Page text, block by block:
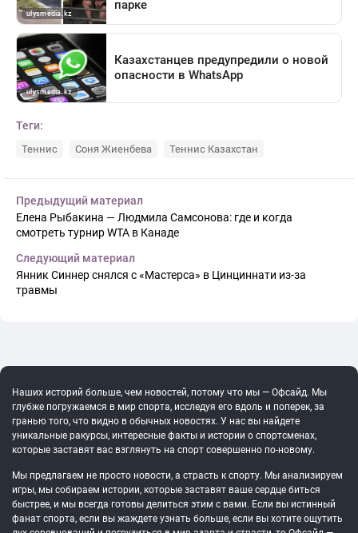
Теги:
Теннис Соня Жиенбева Теннис Казахстан
Предыдущий материал
Елена Рыбакина — Людмила Самсонова: где и когда
смотреть турнир WTA в Канаде
Следующий материал
Янник Синнер снялся с «Мастерса» в Цинциннати из-за
травмы
Наших историй больше, чем новостей, потому что мы — Офсайд. Мы
глубже погружаемся в мир спорта, исследуя его вдоль и поперек, за
гранью того, что видно в обычных новостях. У нас вы найдете
уникальные ракурсы, интересные факты и истории о спортсменах,
которые заставят вас взглянуть на спорт совершенно по-новому.
Мы предлагаем не просто новости, а страсть к спорту. Мы анализируем
игры, мы собираем истории, которые заставят ваше сердце биться
быстрее, и мы всегда готовы делиться этим с вами. Если вы истинный
фанат спорта, если вы жаждете узнать больше, если вы хотите ощутить